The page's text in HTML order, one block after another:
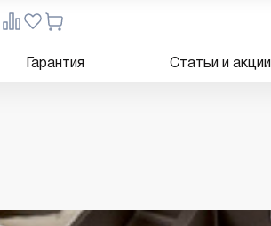
Гарантия Статьи и акции